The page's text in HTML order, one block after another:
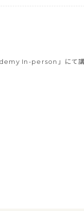
In-person」にて講